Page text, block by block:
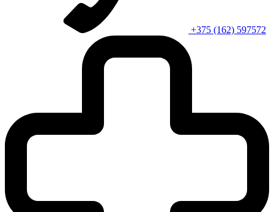
+375 (162) 597572